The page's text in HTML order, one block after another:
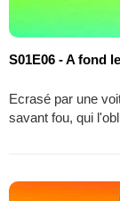
S01E06 - A fond
Ecrasé par une
savant fou, qui